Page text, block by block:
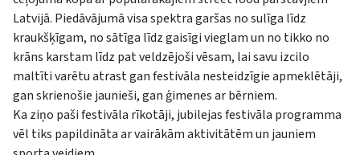
Latvijā. Piedāvājumā visa spektra garšas no sulīga līdz
kraukšķīgam, no sātīga līdz gaisīgi vieglam un no tikko no
krāns karstam līdz pat veldzējoši vēsam, lai savu izcilo
maltīti varētu atrast gan festivāla nesteidzīgie apmeklētāji,
gan skrienošie jaunieši, gan ģimenes ar bērniem.
Ka ziņo paši festivāla rīkotāji, jubilejas festivāla programma
vēl tiks papildināta ar vairākām aktivitātēm un jauniem